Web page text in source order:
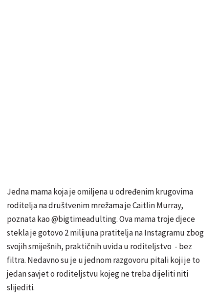
Jedna mama koja je omiljena u određenim krugovima
roditelja na društvenim mrežama je Caitlin Murray,
poznata kao @bigtimeadulting. Ova mama troje djece
stekla je gotovo 2 milijuna pratitelja na Instagramu zbog
svojih smiješnih, praktičnih uvida u roditeljstvo - bez
filtra. Nedavno su je u jednom razgovoru pitali koji je to
jedan savjet o roditeljstvu kojeg ne treba dijeliti niti
slijediti.